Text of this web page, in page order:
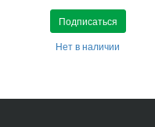
Подписаться
Нет в наличии